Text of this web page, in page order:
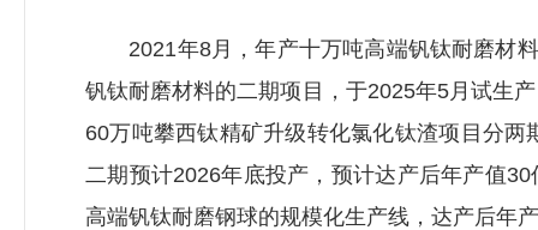
2021年8月，年产十万吨高端钒钛耐磨材料
钒钛耐磨材料的二期项目，于2025年5月试生
60万吨攀西钛精矿升级转化氯化钛渣项目分
二期预计2026年底投产，预计达产后年产值
高端钒钛耐磨钢球的规模化生产线，达产后年